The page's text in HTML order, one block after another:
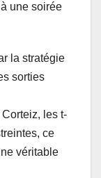
une soirée
la stratégie
sorties
les t-
ce
véritable